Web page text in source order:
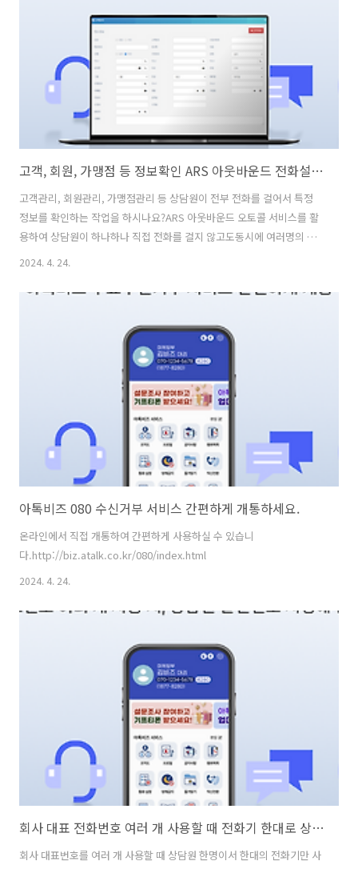
분✅ 사내채팅, 주소록, 조직도, 공지사항, 게시판 등 부가기능 제공 이동
이 많은 외근직이나 재택근무, 워케이션에 적합한 스마트오피스 환경을
고객, 회원, 가맹점 등 정보확인 ARS 아웃바운드 전화설문 오토콜 솔루션
고객관리, 회원관리, 가맹점관리 등 상담원이 전부 전화를 걸어서 특정
정보를 확인하는 작업을 하시나요?ARS 아웃바운드 오토콜 서비스를 활
용하여 상담원이 하나하나 직접 전화를 걸지 않고도동시에 여러명의 전
화번호로 전화를 걸고 상담원을 대신하여 정보를 확인할 수 있습니다.◆
할 필요 없이 통화가 필요한 건만 전화하세요. ■ 기존 상담원 아웃바운
본정보 확인3) 일치 - 통화종료 , 불일치 - 정보 수정■ 아톡비즈 ARS 아
웃바운드 오토콜 서비스1) 고객DB로 오토콜 아웃바운드 진행2) 고객 전
화수신 및 기본정보 확인3) 일치 - 통화종료 , 불일치 - 상담원 아웃바운..
2024. 4. 24.
아톡비즈 080 수신거부 서비스 간편하게 개통하세요.
온라인에서 직접 개통하여 간편하게 사용하실 수 있습니
다.http://biz.atalk.co.kr/080/index.html
2024. 4. 24.
회사 대표 전화번호 여러 개 사용할 때 전화기 한대로 상담원 발신번호 선택해서 발신하기
회사 대표번호를 여러 개 사용할 때 상담원 한명이서 한대의 전화기만 사